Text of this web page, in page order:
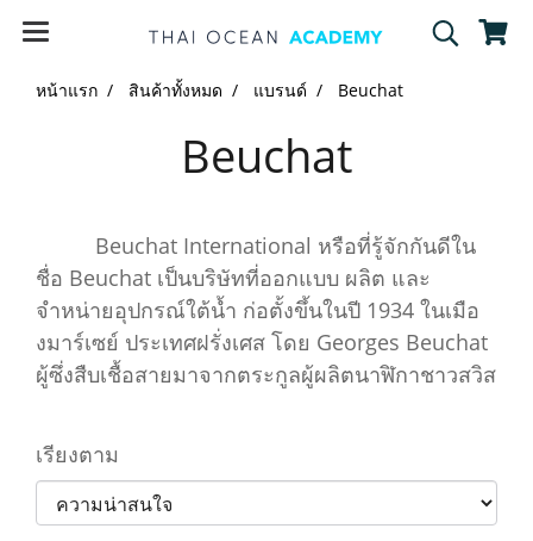
หน้าแรก สินค้าทั้งหมด แบรนด์ Beuchat
Beuchat
Beuchat International หรือที่รู้จักกันดีใน
ชื่อ Beuchat เป็นบริษัทที่ออกแบบ ผลิต และ
จำหน่ายอุปกรณ์ใต้น้ำ ก่อตั้งขึ้นในปี 1934 ในเมือ
งมาร์เซย์ ประเทศฝรั่งเศส โดย Georges Beuchat
ผู้ซึ่งสืบเชื้อสายมาจากตระกูลผู้ผลิตนาฬิกาชาวสวิส
เรียงตาม